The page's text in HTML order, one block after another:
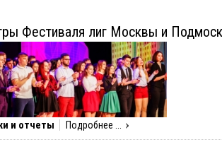
Фестиваля лиг Москвы и
и отчеты Подробнее ...